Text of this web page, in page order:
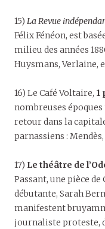
15) La Revue
Félix Fénéon, est
milieu des années
Huysmans, Verlaine,
16) Le Café Voltaire, 1
nombreuses
retour dans la
parnassiens :
17) Le théâtre de
Passant, une pièce
débutante, Sarah
manifestent
journaliste proteste,